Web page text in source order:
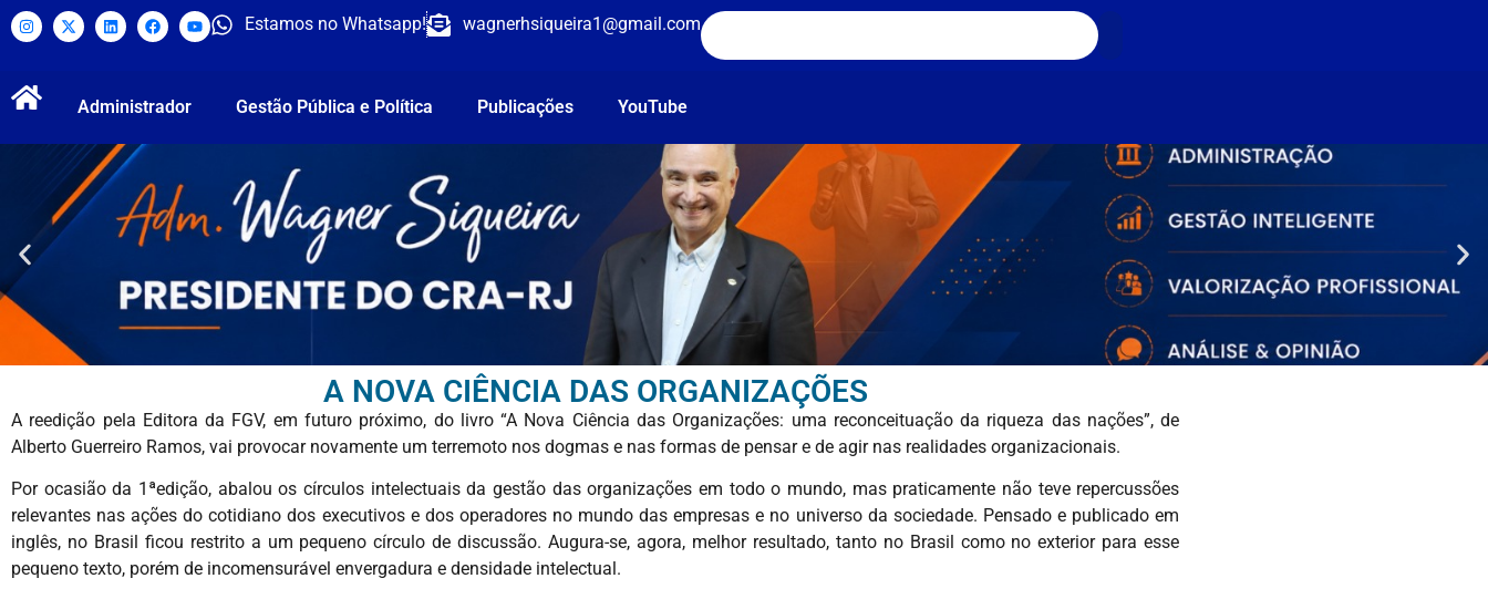
Estamos no Whatsapp! wagnerhsiqueira1@gmail.com
Administrador Gestão Pública e Política Publicações YouTube
A NOVA CIÊNCIA DAS ORGANIZAÇÕES
A reedição pela Editora da FGV, em futuro próximo, do livro “A Nova Ciência das Organizações: uma reconceituação da riqueza das nações”, de
Alberto Guerreiro Ramos, vai provocar novamente um terremoto nos dogmas e nas formas de pensar e de agir nas realidades organizacionais.
Por ocasião da 1ªedição, abalou os círculos intelectuais da gestão das organizações em todo o mundo, mas praticamente não teve repercussões
relevantes nas ações do cotidiano dos executivos e dos operadores no mundo das empresas e no universo da sociedade. Pensado e publicado em
inglês, no Brasil ficou restrito a um pequeno círculo de discussão. Augura-se, agora, melhor resultado, tanto no Brasil como no exterior para esse
pequeno texto, porém de incomensurável envergadura e densidade intelectual.